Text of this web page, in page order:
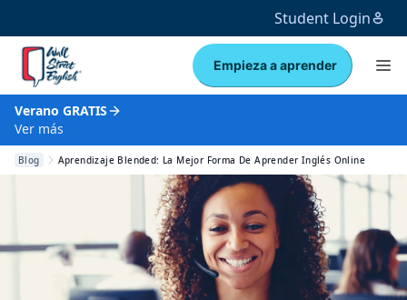
Student Login
Empieza a aprender
Verano GRATIS
Ver más
Blog Aprendizaje Blended: La Mejor Forma De Aprender Inglés Online